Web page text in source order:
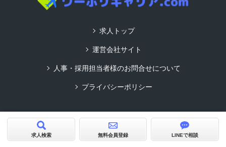
求人検索 無料会員登録 LINEで相談
求人トップ
運営会社サイト
人事・採用担当者様のお問合せについて
プライバシーポリシー
Copyright© ワーホリキャリア.com All Rights Reserved.
求人サイトビルダーCMS型